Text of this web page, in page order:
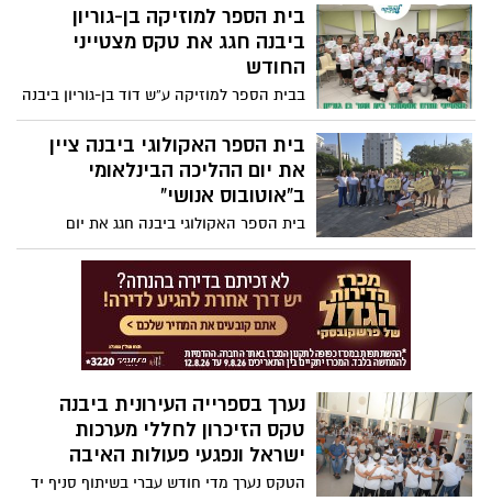
משפחותיהם שיזמה והובילה המחלקה
לטיפול באזרח הוותיק של האגף לשירותים
חברתיים בעירייה
בית הספר למוזיקה בן-גוריון
ביבנה חגג את טקס מצטייני
החודש
בבית הספר למוזיקה ע”ש דוד בן-גוריון ביבנה
נערך לאחרונה טקס מרגש להענקת תעודות
הצטיינות לתלמידים מצטיינים בתחומים
הלימודיים והחברתיים.
בית הספר האקולוגי ביבנה ציין
את יום ההליכה הבינלאומי
ב”אוטובוס אנושי”
בית הספר האקולוגי ביבנה חגג את יום
ההליכה הבינלאומי באירוע קהילתי ססגוני
תחת הסיסמה: “צועדים יחד לבריאות, קהילה
ואחדות!”.
נערך בספרייה העירונית ביבנה
טקס הזיכרון לחללי מערכות
ישראל ונפגעי פעולות האיבה
הטקס נערך מדי חודש עברי בשיתוף סניף יד